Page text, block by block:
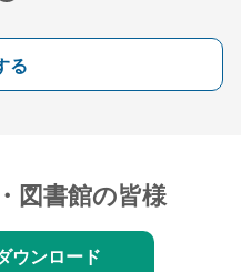
る
図書館の皆様
ウンロード